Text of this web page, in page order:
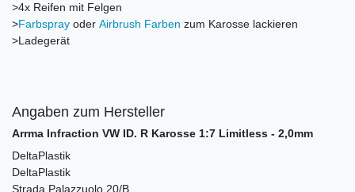
>4x Reifen mit Felgen
>Farbspray oder Airbrush Farben zum Karosse lackieren
>Ladegerät
Angaben zum Hersteller
Arrma Infraction VW ID. R Karosse 1:7 Limitless - 2,0mm
DeltaPlastik
DeltaPlastik
Strada Palazzuolo 20/B